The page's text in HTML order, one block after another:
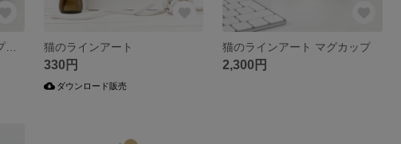
Cupoodle - もふマグ(トイプードル) 猫のラインアート
330円
ダウンロード販売
猫のラインアート マグカップ
2,300円